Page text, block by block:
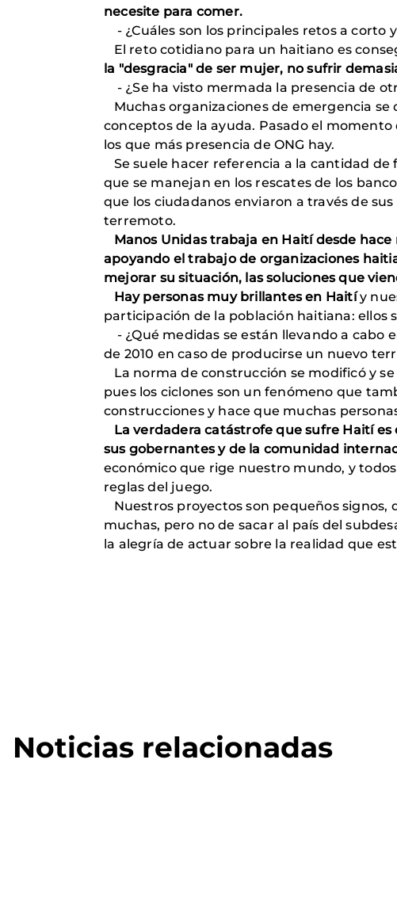
necesite para comer.
- ¿Cuáles son los principales retos a corto
El reto cotidiano para un haitiano es
la "desgracia" de ser mujer, no sufrir
- ¿Se ha visto mermada la presencia de
Muchas organizaciones de emergencia
conceptos de la ayuda. Pasado el
los que más presencia de ONG hay.
Se suele hacer referencia a la cantidad
que se manejan en los rescates de los
que los ciudadanos enviaron a través de
terremoto.
Manos Unidas trabaja en Haití desde
apoyando el trabajo de organizaciones
mejorar su situación, las soluciones que
Hay personas muy brillantes en Haitíy
participación de la población haitiana: ellos
- ¿Qué medidas se están llevando a cabo
de 2010 en caso de producirse un nuevo
La norma de construcción se modificó y
pues los ciclones son un fenómeno que
construcciones y hace que muchas
La verdadera catástrofe que sufre Haití
sus gobernantes y de la comunidad
económico que rige nuestro mundo, y
reglas del juego.
Nuestros proyectos son pequeños signos,
muchas, pero no de sacar al país del
la alegría de actuar sobre la realidad que
Noticias relacionadas